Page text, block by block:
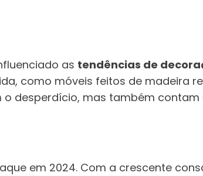
as tendências de
como móveis feitos de madeira
o desperdício, mas também
em 2024. Com a crescente